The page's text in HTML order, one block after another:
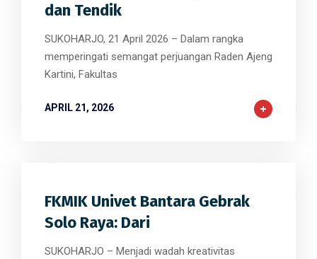
dan Tendik
SUKOHARJO, 21 April 2026 – Dalam rangka
memperingati semangat perjuangan Raden Ajeng
Kartini, Fakultas
APRIL 21, 2026
FKMIK Univet Bantara Gebrak
Solo Raya: Dari
SUKOHARJO – Menjadi wadah kreativitas